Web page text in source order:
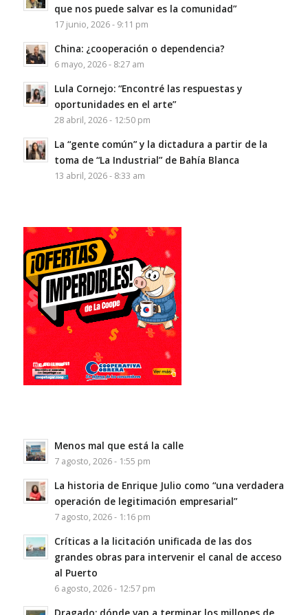
que nos puede salvar es la comunidad”
17 junio, 2026 - 9:11 pm
China: ¿cooperación o dependencia?
6 mayo, 2026 - 8:27 am
Lula Cornejo: “Encontré las respuestas y
oportunidades en el arte”
28 abril, 2026 - 12:50 pm
La “gente común” y la dictadura a partir de la
toma de “La Industrial” de Bahía Blanca
13 abril, 2026 - 8:33 am
Menos mal que está la calle
7 agosto, 2026 - 1:55 pm
La historia de Enrique Julio como “una verdadera
operación de legitimación empresarial”
7 agosto, 2026 - 1:16 pm
Críticas a la licitación unificada de las dos
grandes obras para intervenir el canal de acceso
al Puerto
6 agosto, 2026 - 12:57 pm